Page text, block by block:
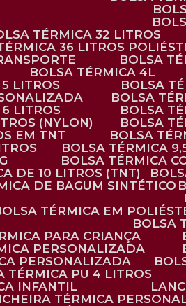
TÉRMICA 32 LITROS
TÉRMICA 36 LITROS
BOLSA
BOLSA TÉRMICA 4L
5 LITROS
BOLSA
BOLSA
6 LITROS
BOLSA
(NYLON)
BOLSA
EM TNT
BOLSA
BOLSA TÉRMICA
BOLSA TÉRMICA
DE 10 LITROS (TNT)
DE BAGUM SINTÉTICO
BOLSA TÉRMICA EM
PARA CRIANÇA
PERSONALIZADA
PERSONALIZADA
TÉRMICA PU 4 LITROS
INFANTIL
TÉRMICA